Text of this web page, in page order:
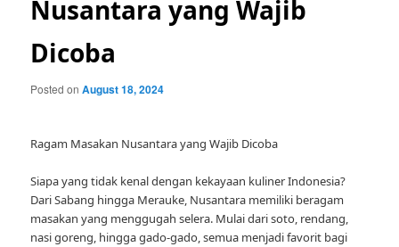
Nusantara yang Wajib
Dicoba
Posted onAugust 18, 2024
Ragam Masakan Nusantara yang Wajib Dicoba
Siapa yang tidak kenal dengan kekayaan kuliner Indonesia?
Dari Sabang hingga Merauke, Nusantara memiliki beragam
masakan yang menggugah selera. Mulai dari soto, rendang,
nasi goreng, hingga gado-gado, semua menjadi favorit bagi